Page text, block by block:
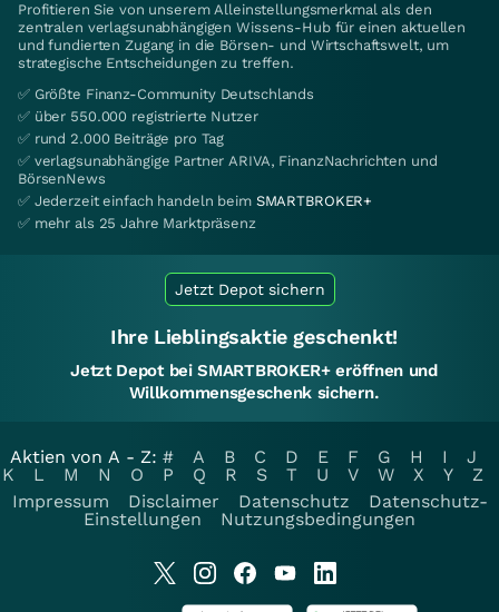
Profitieren Sie von unserem Alleinstellungsmerkmal als den
zentralen verlagsunabhängigen Wissens-Hub für einen aktuellen
und fundierten Zugang in die Börsen- und Wirtschaftswelt, um
strategische Entscheidungen zu treffen.
✅ Größte Finanz-Community Deutschlands
✅ über 550.000 registrierte Nutzer
✅ rund 2.000 Beiträge pro Tag
✅ verlagsunabhängige Partner ARIVA, FinanzNachrichten und
BörsenNews
✅ Jederzeit einfach handeln beim SMARTBROKER+
✅ mehr als 25 Jahre Marktpräsenz
Jetzt Depot sichern
Ihre Lieblingsaktie geschenkt!
Jetzt Depot bei SMARTBROKER+ eröffnen und
Willkommensgeschenk sichern.
Aktien von A - Z: # A B C D E F G H I
J
K
L M N O P Q R S T U V W X Y
Z
Impressum
Disclaimer Datenschutz
Datenschutz-
Einstellungen
Nutzungsbedingungen